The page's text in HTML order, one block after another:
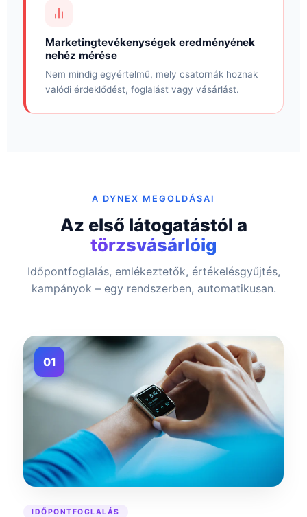
Marketingtevékenységek eredményének
nehéz mérése
Nem mindig egyértelmű, mely csatornák hoznak
valódi érdeklődést, foglalást vagy vásárlást.
A DYNEX MEGOLDÁSAI
Az első látogatástól a
törzsvásárlóig
Időpontfoglalás, emlékeztetők, értékelésgyűjtés,
kampányok – egy rendszerben, automatikusan.
01
IDŐPONTFOGLALÁS